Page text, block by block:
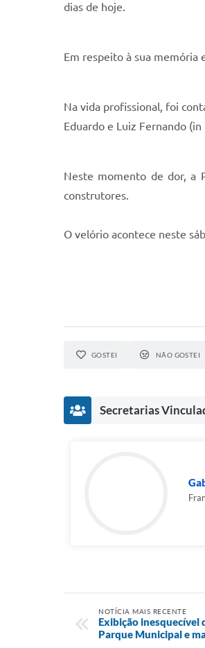
dias de hoje.
Em respeito à sua memória
Na vida profissional, foi
Eduardo e Luiz Fernando
Neste momento de dor, a
construtores.
O velório acontece neste
GOSTEI NÃO GOSTEI
Secretarias
NOTÍCIA MAIS RECENTE
Exibição inesquecível
Parque Municipal e